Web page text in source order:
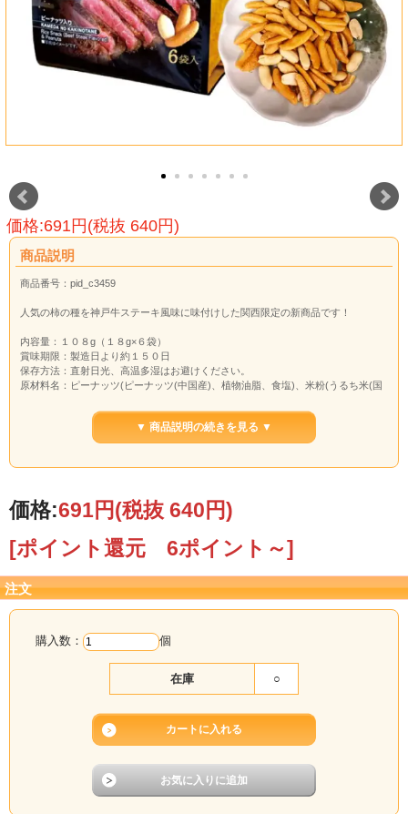
価格:691円(税抜 640円)
商品説明
商品番号：pid_c3459
人気の柿の種を神戸牛ステーキ風味に味付けした関西限定の新商品です！
内容量：１０８g（１８g×６袋）
賞味期限：製造日より約１５０日
保存方法：直射日光、高温多湿はお避けください。
原材料名：ピーナッツ(ピーナッツ(中国産)、植物油脂、食塩)、米粉(うるち米(国
牛肉(神戸牛))、食塩、たん白加水分解物、香辛料、粉末油脂、カツオエキス、酵
母エキスパウダー、こんぶエキス／調味料(アミノ酸等)、香料、着色料(カラメ
ル、パプリカ色素)、甘味料(ステビア)、乳化剤、香辛料抽出物、(一部に小麦、乳
▼ 商品説明の続きを見る ▼
価格:691円(税抜 640円)
[ポイント還元 6ポイント～]
注文
購入数： 個
在庫 ○